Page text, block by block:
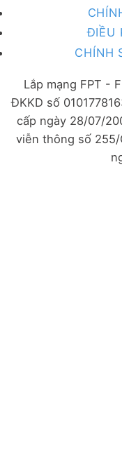
ĐIỀU
CHÍNH
Lắp mạng FPT -
ĐKKD số
cấp ngày 28/07/
viễn thông số 255/